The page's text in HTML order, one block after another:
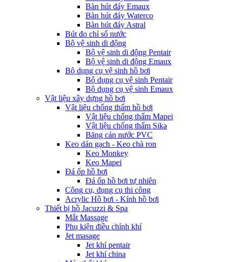
Bàn hút đáy Emaux
Bàn hút đáy Waterco
Bàn hút đáy Astral
Bút đo chỉ số nước
Bộ vệ sinh di động
Bộ vệ sinh di động Pentair
Bộ vệ sinh di động Emaux
Bộ dụng cụ vệ sinh hồ bơi
Bộ dụng cụ vệ sinh Pentair
Bộ dụng cụ vệ sinh Emaux
Vật liệu xây dựng hồ bơi
Vật liệu chống thấm hồ bơi
Vật liệu chống thấm Mapei
Vật liệu chống thấm Sika
Băng cản nước PVC
Keo dán gạch - Keo chà ron
Keo Monkey
Keo Mapei
Đá ốp hồ bơi
Đá ốp hồ bơi tự nhiên
Công cụ, dụng cụ thi công
Acrylic Hồ bơi - Kính hồ bơi
Thiết bị hồ Jacuzzi & Spa
Mắt Massage
Phụ kiện điều chỉnh khí
Jet masage
Jet khí pentair
Jet khí china